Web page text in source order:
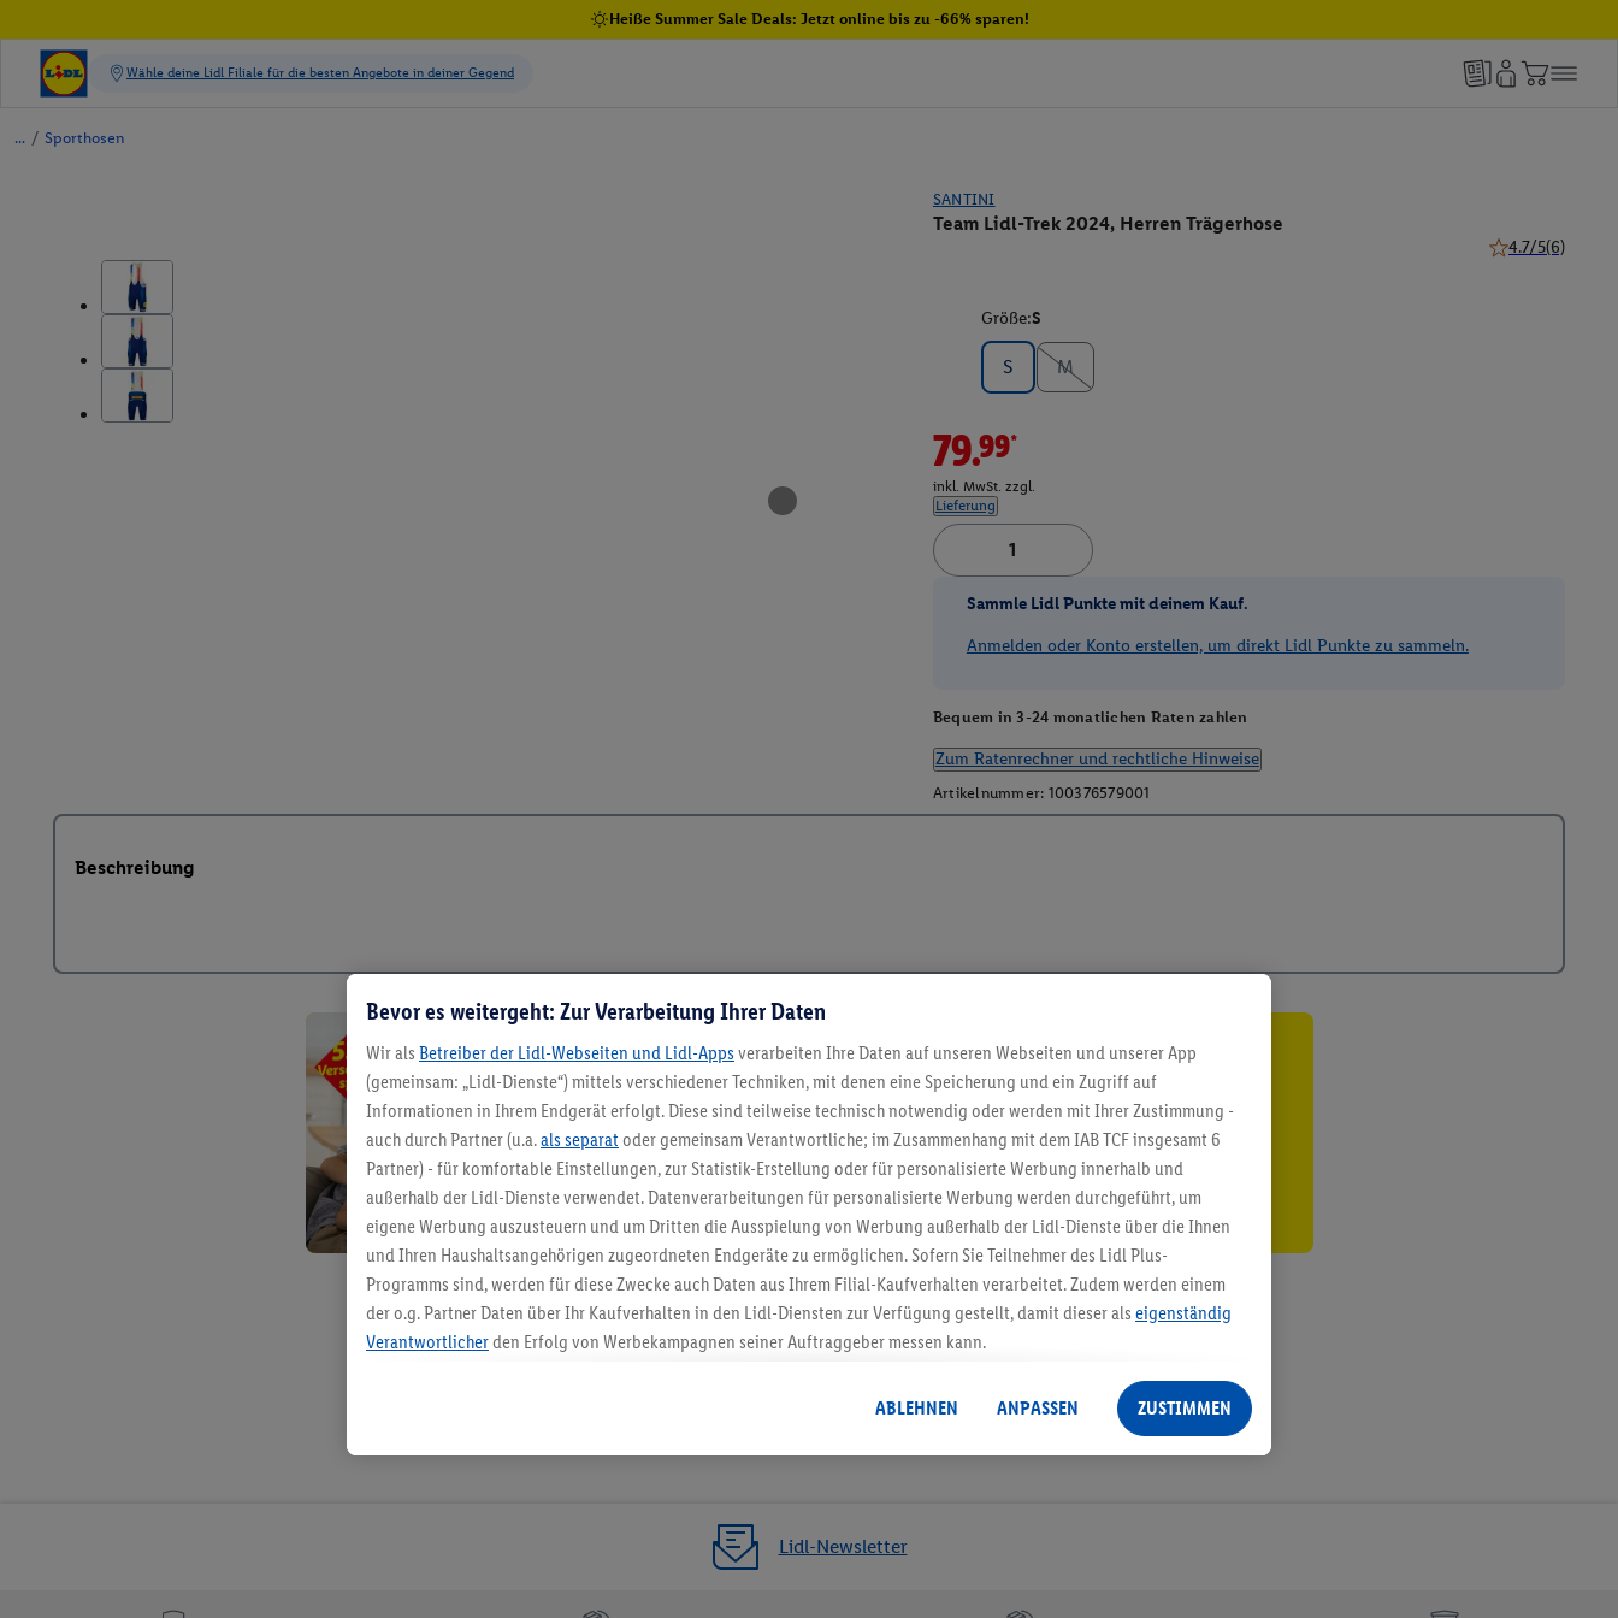
Heiße Summer Sale Deals: Jetzt online bis zu -66% sparen!
/ Sporthosen
SANTINI
Team Lidl-Trek 2024, Herren Trägerhose
4.7/5(6)
Größe:S
S M
79.99*
inkl. MwSt. zzgl.
Lieferung
Sammle Lidl Punkte mit deinem Kauf.
Anmelden oder Konto erstellen, um direkt Lidl Punkte zu sammeln.
Bequem in 3-24 monatlichen Raten zahlen
Zum Ratenrechner und rechtliche Hinweise
Artikelnummer: 100376579001
Beschreibung
5.95 € Versand sparen³²ᵃ
Jetzt zum Newsletter anmelden
Gutschein sichern!
Lidl-Newsletter
Bevor es weitergeht: Zur Verarbeitung Ihrer Daten
Wir als Betreiber der Lidl-Webseiten und Lidl-Apps verarbeiten Ihre Daten auf unseren Webseiten und unserer App
(gemeinsam: „Lidl-Dienste“) mittels verschiedener Techniken, mit denen eine Speicherung und ein Zugriff auf
Informationen in Ihrem Endgerät erfolgt. Diese sind teilweise technisch notwendig oder werden mit Ihrer Zustimmung -
auch durch Partner (u.a.als separat oder gemeinsam Verantwortliche; im Zusammenhang mit dem IAB TCF insgesamt 6
Partner) - für komfortable Einstellungen, zur Statistik-Erstellung oder für personalisierte Werbung innerhalb und
außerhalb der Lidl-Dienste verwendet. Datenverarbeitungen für personalisierte Werbung werden durchgeführt, um
eigene Werbung auszusteuern und um Dritten die Ausspielung von Werbung außerhalb der Lidl-Dienste über die Ihnen
und Ihren Haushaltsangehörigen zugeordneten Endgeräte zu ermöglichen. Sofern Sie Teilnehmer des Lidl Plus-
Programms sind, werden für diese Zwecke auch Daten aus Ihrem Filial-Kaufverhalten verarbeitet. Zudem werden einem
der o.g. Partner Daten über Ihr Kaufverhalten in den Lidl-Diensten zur Verfügung gestellt, damit dieser als eigenständig
Verantwortlicherden Erfolg von Werbekampagnen seiner Auftraggeber messen kann.
angereicherten Profilen. Dies umfasst die Zusammenführung von Daten (z.B. über Ihre Nutzung der Lidl-Dienste, Ihr
Kaufverhalten in den Lidl-Diensten, Informationen aus Ihrem Kundenkonto - z.B. Alter oder Geschlecht - sowie Ihre
genauen Standortdaten) auch über verschiedene Endgeräte und Lidl-Dienste hinweg einschließlich dem Speichern von
Erfolgsmessung der Werbung, zur Zielgruppenforschung, zur Entwicklung von Angeboten sowie zur technischen
Sicherung und Optimierung dieser Werbeausspielungen.
ABLEHNEN ANPASSEN ZUSTIMMEN